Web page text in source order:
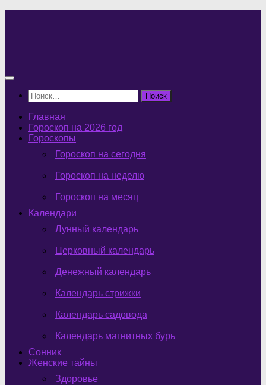
Найти:
Главная
Гороскоп на 2026 год
Гороскопы
Гороскоп на сегодня
Гороскоп на неделю
Гороскоп на месяц
Календари
Лунный календарь
Церковный календарь
Денежный календарь
Календарь стрижки
Календарь садовода
Календарь магнитных бурь
Сонник
Женские тайны
Здоровье